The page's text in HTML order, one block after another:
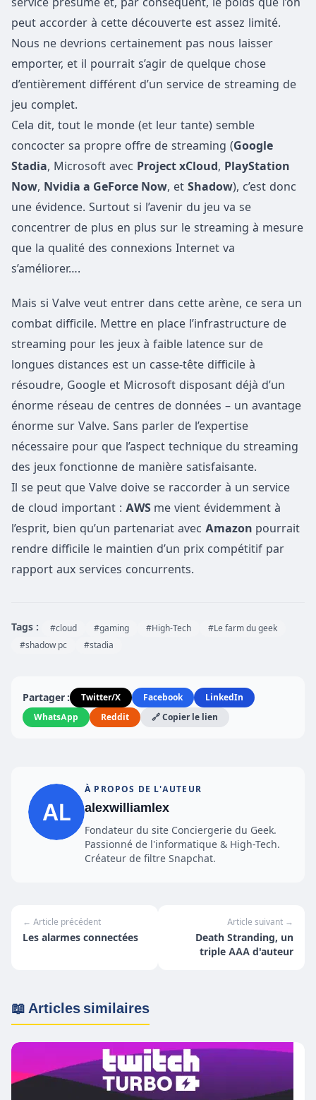
peut accorder à cette découverte est assez limité.
Nous ne devrions certainement pas nous laisser
emporter, et il pourrait s’agir de quelque chose
d’entièrement différent d’un service de streaming de
jeu complet.
Cela dit, tout le monde (et leur tante) semble
concocter sa propre offre de streaming (Google
Stadia, Microsoft avec Project xCloud, PlayStation
Now, Nvidia a GeForce Now, et Shadow), c’est donc
une évidence. Surtout si l’avenir du jeu va se
concentrer de plus en plus sur le streaming à mesure
que la qualité des connexions Internet va
s’améliorer….
Mais si Valve veut entrer dans cette arène, ce sera un
combat difficile. Mettre en place l’infrastructure de
streaming pour les jeux à faible latence sur de
longues distances est un casse-tête difficile à
résoudre, Google et Microsoft disposant déjà d’un
énorme réseau de centres de données – un avantage
énorme sur Valve. Sans parler de l’expertise
nécessaire pour que l’aspect technique du streaming
des jeux fonctionne de manière satisfaisante.
Il se peut que Valve doive se raccorder à un service
de cloud important : AWS me vient évidemment à
l’esprit, bien qu’un partenariat avec Amazon pourrait
rendre difficile le maintien d’un prix compétitif par
rapport aux services concurrents.
Tags : #cloud #gaming #High-Tech
#Le farm du geek
#shadow pc
#stadia
Partager : Twitter/X Facebook
LinkedIn
WhatsApp
Reddit 🔗 Copier le lien
À PROPOS DE L'AUTEUR
alexwilliamlex
Fondateur du site Conciergerie du Geek.
Passionné de l'informatique & High-Tech.
Créateur de filtre Snapchat.
← Article précédent
Les alarmes connectées
Article suivant →
Death Stranding, un
triple AAA d'auteur
📖 Articles similaires